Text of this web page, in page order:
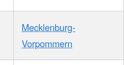
Mecklenburg-
Vorpommern